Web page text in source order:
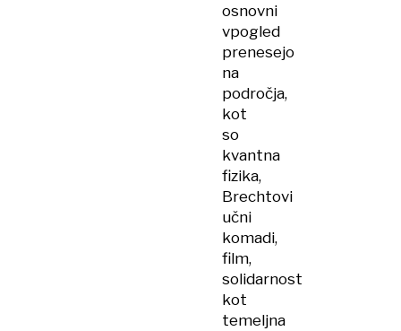
osnovni
vpogled
prenesejo
na
področja,
kot
so
kvantna
fizika,
Brechtovi
učni
komadi,
film,
solidarnost
kot
temeljna